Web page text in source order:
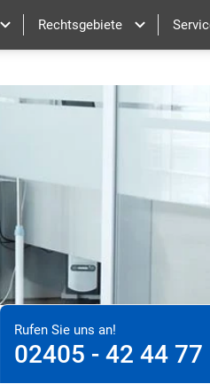
Rechtsgebiete
Rufen Sie uns an!
02405 - 42 44 77